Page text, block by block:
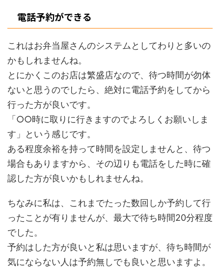
電話予約ができる
これはお弁当屋さんのシステムとしてわりと多いの
かもしれませんね。
とにかくこのお店は繁盛店なので、待つ時間が勿体
ないと思うのでしたら、絶対に電話予約をしてから
行った方が良いです。
「○○時に取りに行きますのでよろしくお願いしま
す」という感じです。
ある程度余裕を持って時間を設定しませんと、待つ
場合もありますから、その辺りも電話をした時に確
認した方が良いかもしれませんね。
ちなみに私は、これまでたった数回しか予約して行
ったことが有りませんが、最大で待ち時間20分程度
でした。
予約はした方が良いと私は思いますが、待ち時間が
気にならない人は予約無しでも良いと思いますよ。